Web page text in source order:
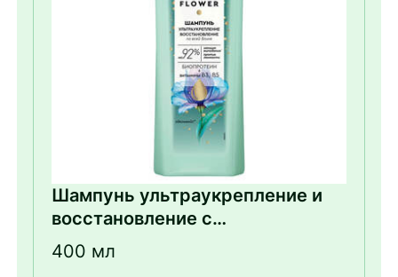
Шампунь ультраукрепление и
восстановление с
биопротеином и витаминами В3
и B5
400 мл